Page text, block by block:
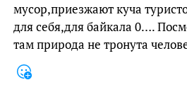
мусор,приезжают куча
для себя,для байкала 0….
там природа не тронута